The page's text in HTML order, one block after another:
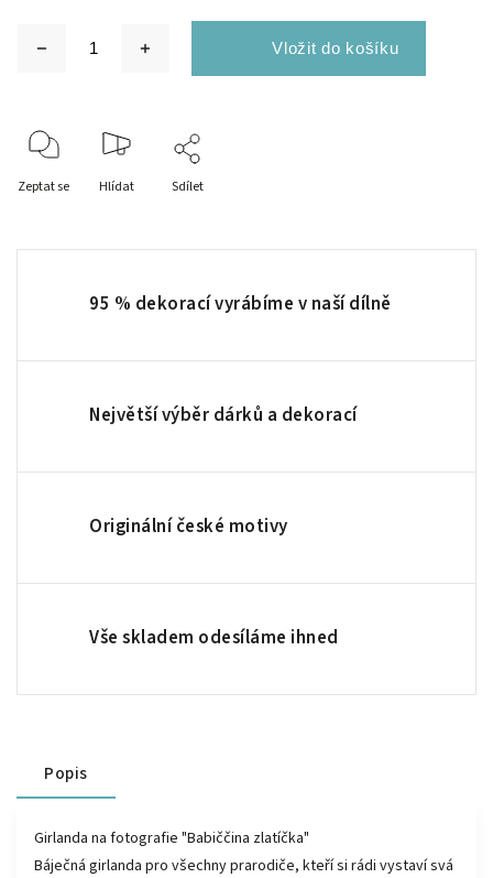
Zeptat se Hlídat Sdílet
95 % dekorací vyrábíme v naší dílně
Největší výběr dárků a dekorací
Originální české motivy
Vše skladem odesíláme ihned
Popis
Girlanda na fotografie "Babiččina zlatíčka"
Báječná girlanda pro všechny prarodiče, kteří si rádi vystaví svá